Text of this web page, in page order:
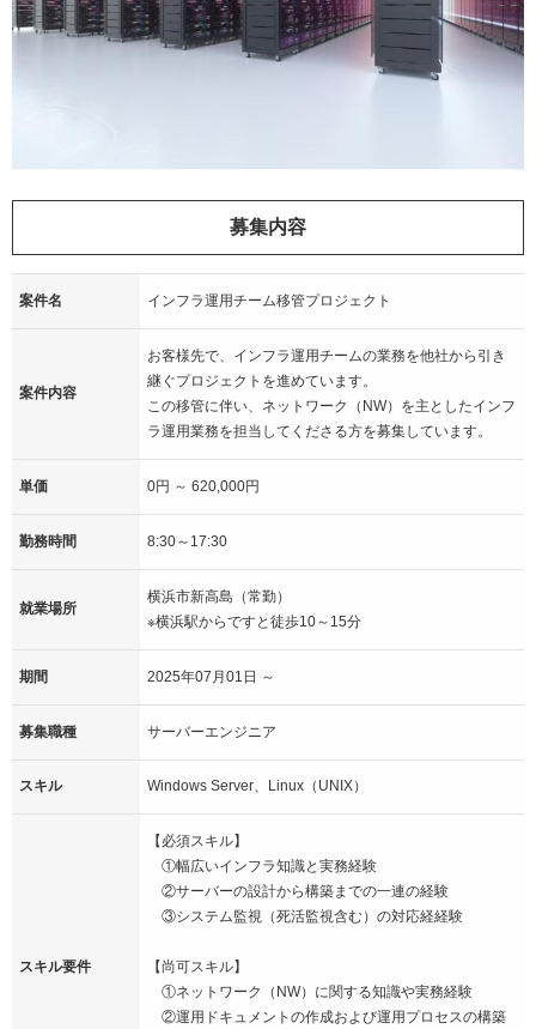
募集内容
案件名 インフラ運用チーム移管プロジェクト
案件内容
お客様先で、インフラ運用チームの業務を他社から引き
継ぐプロジェクトを進めています。
この移管に伴い、ネットワーク（NW）を主としたインフ
ラ運用業務を担当してくださる方を募集しています。
単価 0円 ～ 620,000円
勤務時間 8:30～17:30
就業場所
横浜市新高島（常勤）
※横浜駅からですと徒歩10～15分
期間 2025年07月01日 ～
募集職種 サーバーエンジニア
スキル Windows Server、Linux（UNIX）
スキル要件
【必須スキル】
①幅広いインフラ知識と実務経験
②サーバーの設計から構築までの一連の経験
③システム監視（死活監視含む）の対応経経験
【尚可スキル】
①ネットワーク（NW）に関する知識や実務経験
②運用ドキュメントの作成および運用プロセスの構築